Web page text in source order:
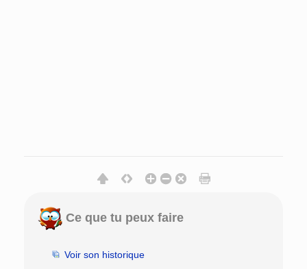
Ce que tu peux faire
Voir son historique